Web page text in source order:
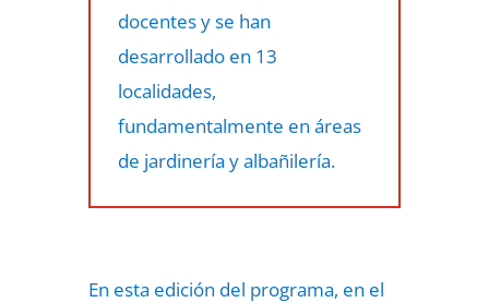
docentes y se han
desarrollado en 13
localidades,
fundamentalmente en áreas
de jardinería y albañilería.
En esta edición del programa, en el